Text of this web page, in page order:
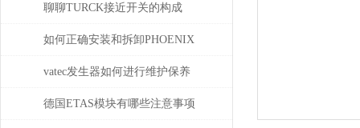
故障和问题
聊聊TURCK接近开关的构成
如何正确安装和拆卸PHOENIX
菲尼克斯连接器？
vatec发生器如何进行维护保养
德国ETAS模块有哪些注意事项